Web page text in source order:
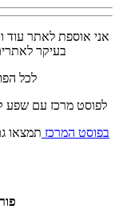
אני אוספת לאתר עוד
בעיקר
לכל
לפוסט מרכז עם שפע
בפוסט המרכז תמצאו